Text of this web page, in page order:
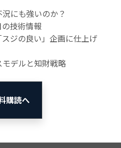
にも強いのか？
技術情報
ジの良い」企画に仕上げ
モデルと知財戦略
購読へ